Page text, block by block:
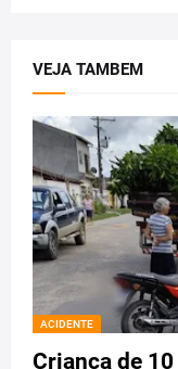
VEJA TAMBEM
ACIDENTE
Criança de